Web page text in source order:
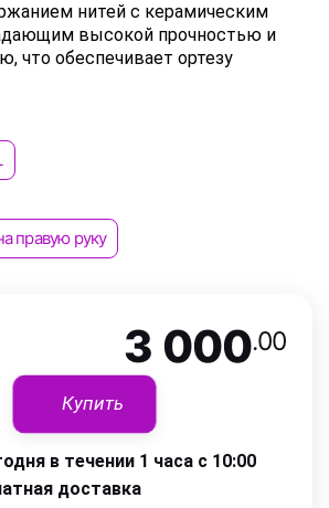
нитей с керамическим
высокой прочностью и
что обеспечивает ортезу
правую руку
3 000.00
Купить
в течении 1 часа с 10:00
доставка